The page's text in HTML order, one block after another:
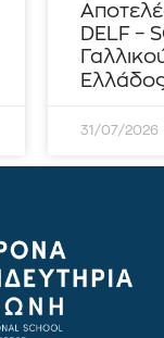
DELF –
31/07/2026